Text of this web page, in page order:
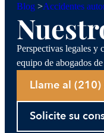
Blog >Accidentes
Perspectivas legales y
equipo de abogados
Llame al
Solicite su